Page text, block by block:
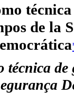
de la
técnica de